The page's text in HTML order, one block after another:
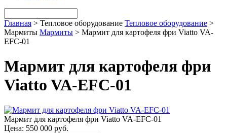
Главная > Тепловое оборудование Тепловое оборудование >
Мармиты Мармиты > Мармит для картофеля фри Viatto VA-
EFC-01
Мармит для картофеля фри
Viatto VA-EFC-01
Мармит для картофеля фри Viatto VA-EFC-01
Цена: 550 000 руб.